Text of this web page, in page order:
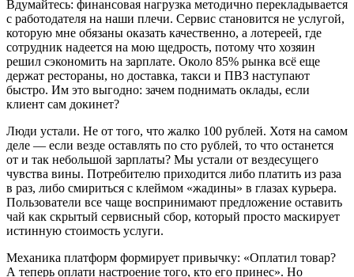
Вдумайтесь: финансовая нагрузка методично перекладывается
с работодателя на наши плечи. Сервис становится не услугой,
которую мне обязаны оказать качественно, а лотереей, где
сотрудник надеется на мою щедрость, потому что хозяин
решил сэкономить на зарплате. Около 85% рынка всё еще
держат рестораны, но доставка, такси и ПВЗ наступают
быстро. Им это выгодно: зачем поднимать оклады, если
клиент сам докинет?
Люди устали. Не от того, что жалко 100 рублей. Хотя на самом
деле — если везде оставлять по сто рублей, то что останется
от и так небольшой зарплаты? Мы устали от вездесущего
чувства вины. Потребителю приходится либо платить из раза
в раз, либо смириться с клеймом «жадины» в глазах курьера.
Пользователи все чаще воспринимают предложение оставить
чай как скрытый сервисный сбор, который просто маскирует
истинную стоимость услуги.
Механика платформ формирует привычку: «Оплатил товар?
А теперь оплати настроение того, кто его принес». Но